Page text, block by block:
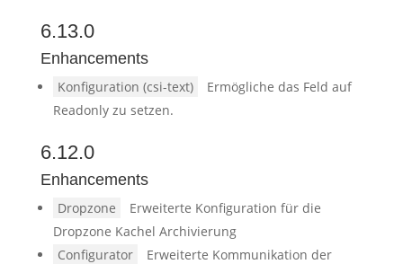
6.13.0
Enhancements
Konfiguration (csi-text)
Ermögliche das Feld auf
Readonly zu setzen.
6.12.0
Enhancements
Dropzone
Erweiterte Konfiguration für die
Dropzone Kachel Archivierung
Configurator
Erweiterte Kommunikation der